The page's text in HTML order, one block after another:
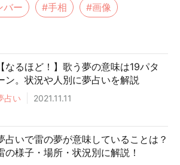
バー #手相 #画像
【なるほど！】歌う夢の意味は19パタ
ン。状況や人別に夢占いを解説
占い 2021.11.11
占いで雷の夢が意味していることは？
の様子・場所・状況別に解説！